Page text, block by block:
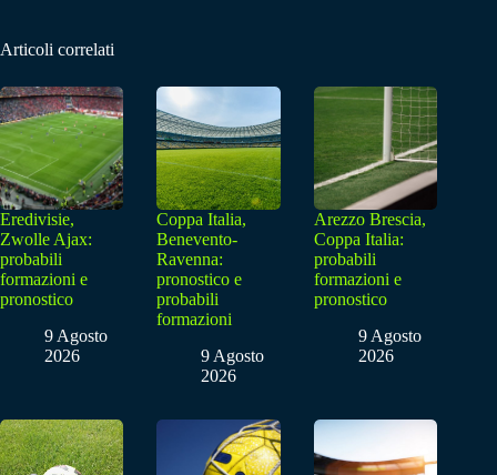
Articoli correlati
Eredivisie,
Zwolle Ajax:
probabili
formazioni e
pronostico
9 Agosto
2026
Coppa Italia,
Benevento-
Ravenna:
pronostico e
probabili
formazioni
9 Agosto
2026
Arezzo Brescia,
Coppa Italia:
probabili
formazioni e
pronostico
9 Agosto
2026